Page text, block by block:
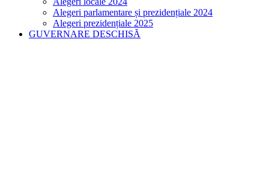
Alegeri parlamentare și prezidențiale 2024
Alegeri prezidențiale 2025
GUVERNARE DESCHISĂ